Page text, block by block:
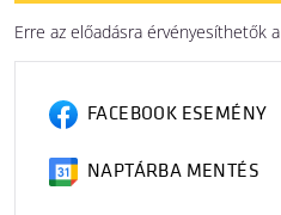
Erre az előadásra érvényesíthetők a
FACEBOOK ESEMÉNY
NAPTÁRBA MENTÉS